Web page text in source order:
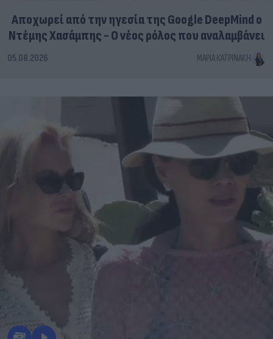
Αποχωρεί από την ηγεσία της Google DeepMind ο
Ντέμης Χασάμπης - Ο νέος ρόλος που αναλαμβάνει
05.08.2026 ΜΑΡΊΑ ΚΑΤΡΙΝΆΚΗ